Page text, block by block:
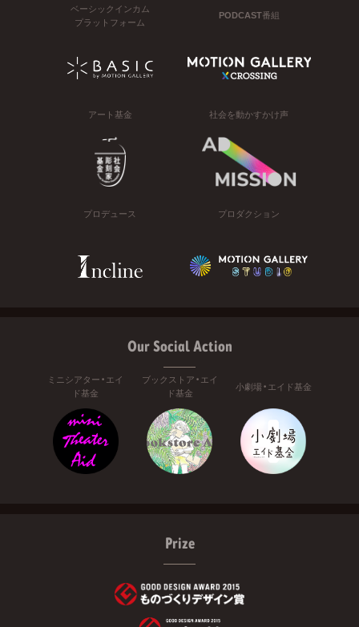
ベーシックインカム
プラットフォーム
PODCAST番組
アート基金 社会を動かすかけ声
プロデュース プロダクション
Our Social Action
ミニシアター・エイ
ド基金
ブックストア・エイ
ド基金
小劇場・エイド基金
Prize